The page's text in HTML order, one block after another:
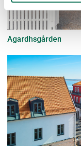
Agardhsgården